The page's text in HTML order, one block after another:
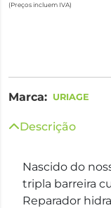
(Preços incluem IVA)
Marca: URIAGE
Descrição
Nascido do
tripla barreira
Reparador